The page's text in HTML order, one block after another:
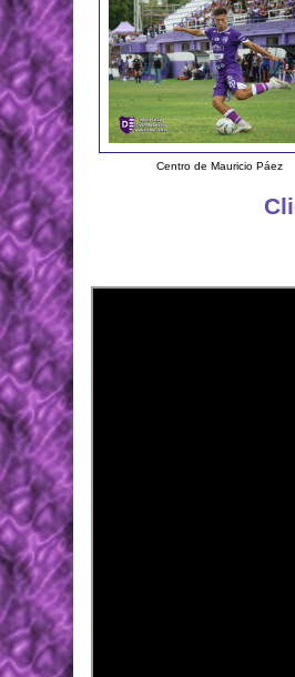
Centro de Mauricio Páez